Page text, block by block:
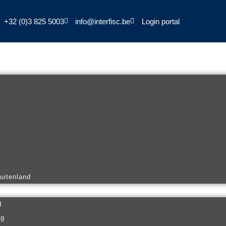
+32 (0)3 825 5003 info@interfisc.be Login portal